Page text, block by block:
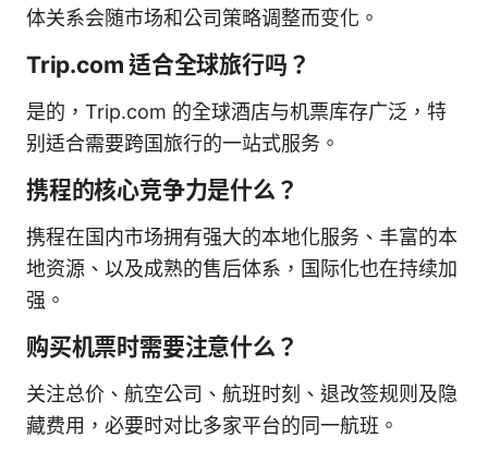
体关系会随市场和公司策略调整而变化。
Trip.com 适合全球旅行吗？
是的，Trip.com 的全球酒店与机票库存广泛，特
别适合需要跨国旅行的一站式服务。
携程的核心竞争力是什么？
携程在国内市场拥有强大的本地化服务、丰富的本
地资源、以及成熟的售后体系，国际化也在持续加
强。
购买机票时需要注意什么？
关注总价、航空公司、航班时刻、退改签规则及隐
藏费用，必要时对比多家平台的同一航班。